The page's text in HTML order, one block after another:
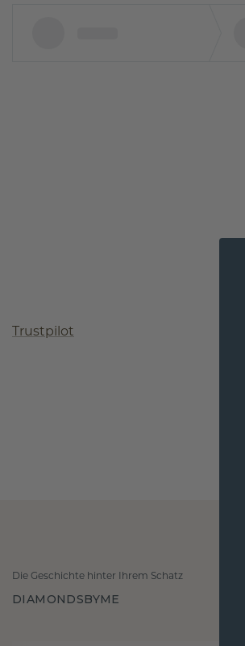
Trustpilot
Die Geschichte hinter Ihrem Schatz
DIAMONDSBYME